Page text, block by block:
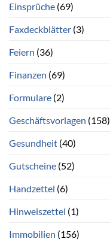
Einsprüche (69)
Faxdeckblätter (3)
Feiern (36)
Finanzen (69)
Formulare (2)
Geschäftsvorlagen (158)
Gesundheit (40)
Gutscheine (52)
Handzettel (6)
Hinweiszettel (1)
Immobilien (156)